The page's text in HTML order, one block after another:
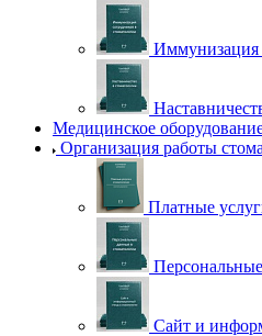
Иммунизация
Медицинское
Организация работы
Платные
Сайт и